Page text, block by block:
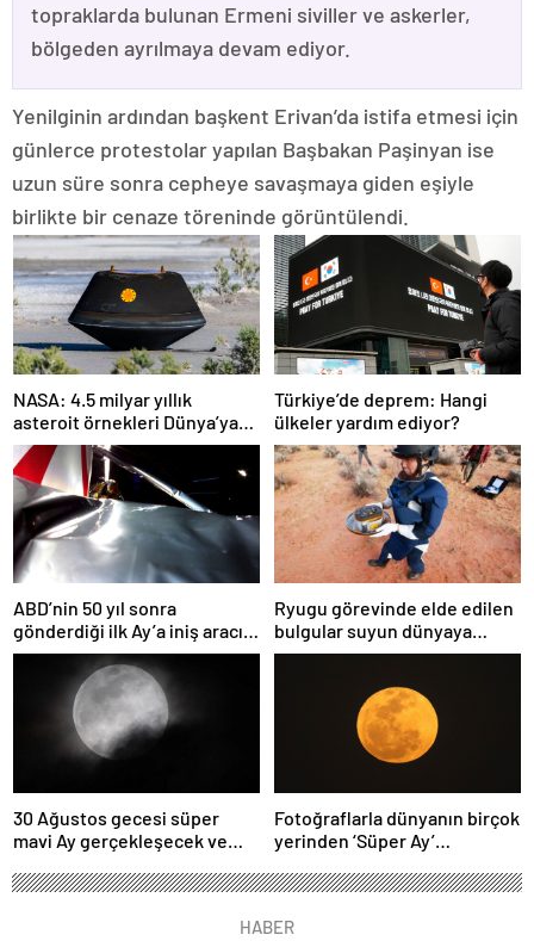
topraklarda bulunan Ermeni siviller ve askerler,
bölgeden ayrılmaya devam ediyor.
Yenilginin ardından başkent Erivan’da istifa etmesi için
günlerce protestolar yapılan Başbakan Paşinyan ise
uzun süre sonra cepheye savaşmaya giden eşiyle
birlikte bir cenaze töreninde görüntülendi.
NASA: 4.5 milyar yıllık
asteroit örnekleri Dünya’ya
getirildi; yaşamın
başlangıcına ışık tutabilir
Türkiye’de deprem: Hangi
ülkeler yardım ediyor?
ABD’nin 50 yıl sonra
gönderdiği ilk Ay’a iniş aracı
Peregrine atmosferde
yanarak denize düştü
Ryugu görevinde elde edilen
bulgular suyun dünyaya
asteroitlerce getirilmiş
30 Ağustos gecesi süper
mavi Ay gerçekleşecek ve
olacak
Fotoğraflarla dünyanın birçok
yerinden ‘Süper Ay’
HABER